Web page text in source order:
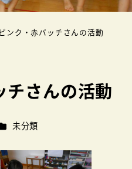
ピンク・赤バッチさんの活動
チさんの活動
テゴリー
未分類